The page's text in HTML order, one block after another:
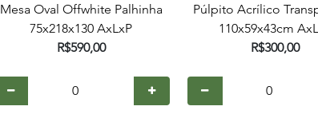
Mesa Oval Offwhite Palhinha
75x218x130 AxLxP
R$590,00
Púlpito Acrílico
110x59x43cm
R$300,00